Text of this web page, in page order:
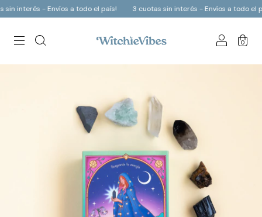
interés - Envíos a todo el país! 3 cuotas sin interés - Envíos a todo el
0